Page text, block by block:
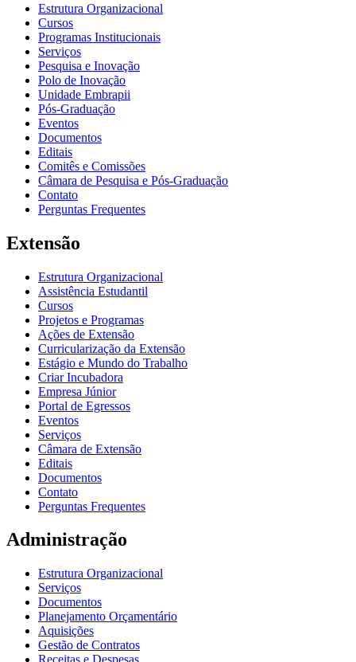
Estrutura Organizacional
Cursos
Programas Institucionais
Serviços
Pesquisa e Inovação
Polo de Inovação
Unidade Embrapii
Pós-Graduação
Eventos
Documentos
Editais
Comitês e Comissões
Câmara de Pesquisa e Pós-Graduação
Contato
Perguntas Frequentes
Extensão
Estrutura Organizacional
Assistência Estudantil
Cursos
Projetos e Programas
Ações de Extensão
Curricularização da Extensão
Estágio e Mundo do Trabalho
Criar Incubadora
Empresa Júnior
Portal de Egressos
Eventos
Serviços
Câmara de Extensão
Editais
Documentos
Contato
Perguntas Frequentes
Administração
Estrutura Organizacional
Serviços
Documentos
Planejamento Orçamentário
Aquisições
Gestão de Contratos